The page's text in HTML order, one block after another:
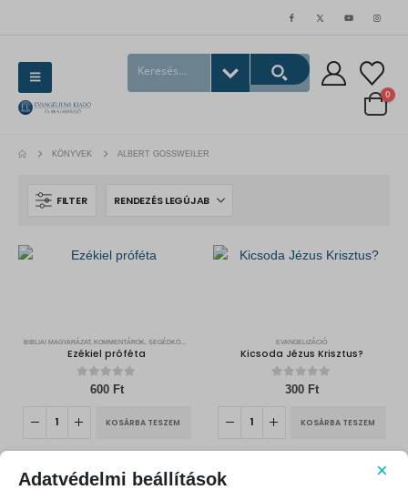
0
KÖNYVEK ALBERT GOSSWEILER
FILTER
BIBLIAI MAGYARÁZAT, KOMMENTÁROK, SEGÉDKÖNYVEK
Ezékiel próféta
out of 5
600 Ft
KOSÁRBA TESZEM
EVANGELIZÁCIÓ
Kicsoda Jézus Krisztus?
out of 5
300 Ft
KOSÁRBA TESZEM
Adatvédelmi beállítások ×